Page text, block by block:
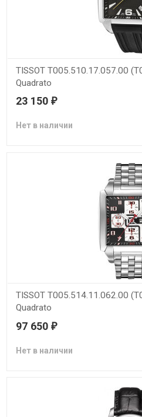
TISSOT T005.510.17.057.00
Quadrato
23 150 ₽
Нет в наличии
TISSOT T005.514.11.062.00
Quadrato
97 650 ₽
Нет в наличии